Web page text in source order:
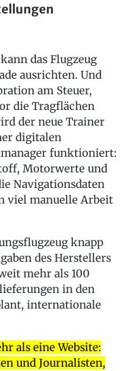
das Flugzeug
ausrichten. Und
am Steuer,
die Tragflächen
der neue Trainer
digitalen
funktioniert:
Motorwerte und
Navigationsdaten
viel manuelle Arbeit
knapp
des Herstellers
mehr als 100
in den
internationale
als eine Website:
und Journalisten,